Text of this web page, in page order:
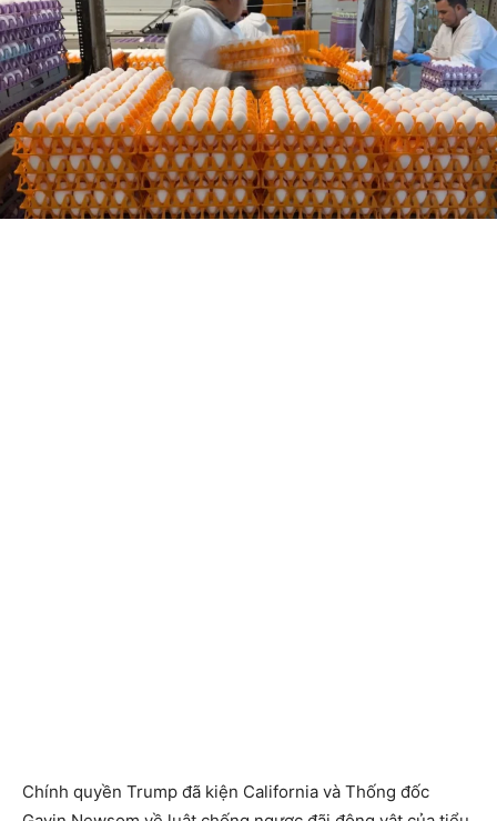
Chính quyền Trump đã kiện California và Thống đốc